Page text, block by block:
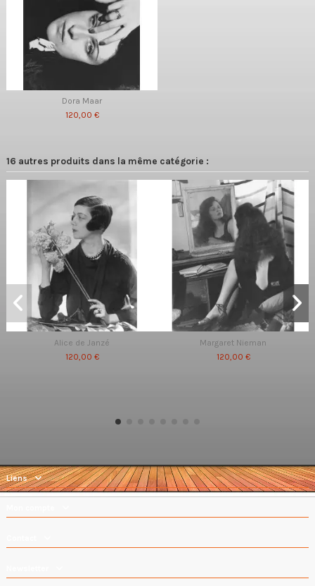
Dora Maar
120,00 €
16 autres produits dans la même catégorie :
Alice de Janzé
120,00 €
Margaret Nieman
120,00 €
Liens